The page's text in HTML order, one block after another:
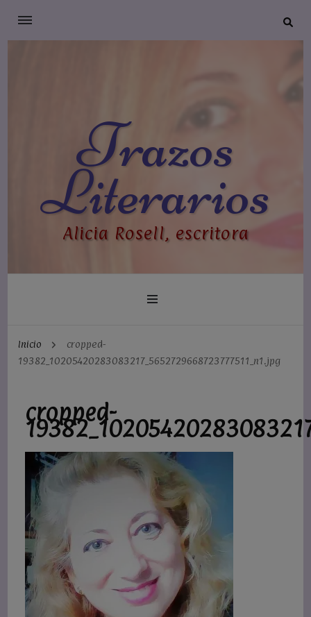
Trazos
Literarios
Alicia Rosell, escritora
Inicio
cropped-
19382_10205420283083217_5652729668723777511_n1.jpg
cropped-